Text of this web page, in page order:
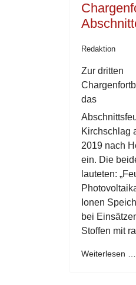
Redaktion
Zur dritten
das
Kirchschlag
2019 nach
ein. Die
lauteten:
Ionen
bei
Stoffen mit
Weiterlesen …